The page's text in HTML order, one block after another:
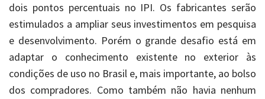
dois pontos percentuais no IPI. Os fabricantes serão
estimulados a ampliar seus investimentos em pesquisa
e desenvolvimento. Porém o grande desafio está em
adaptar o conhecimento existente no exterior às
condições de uso no Brasil e, mais importante, ao bolso
dos compradores. Como também não havia nenhum